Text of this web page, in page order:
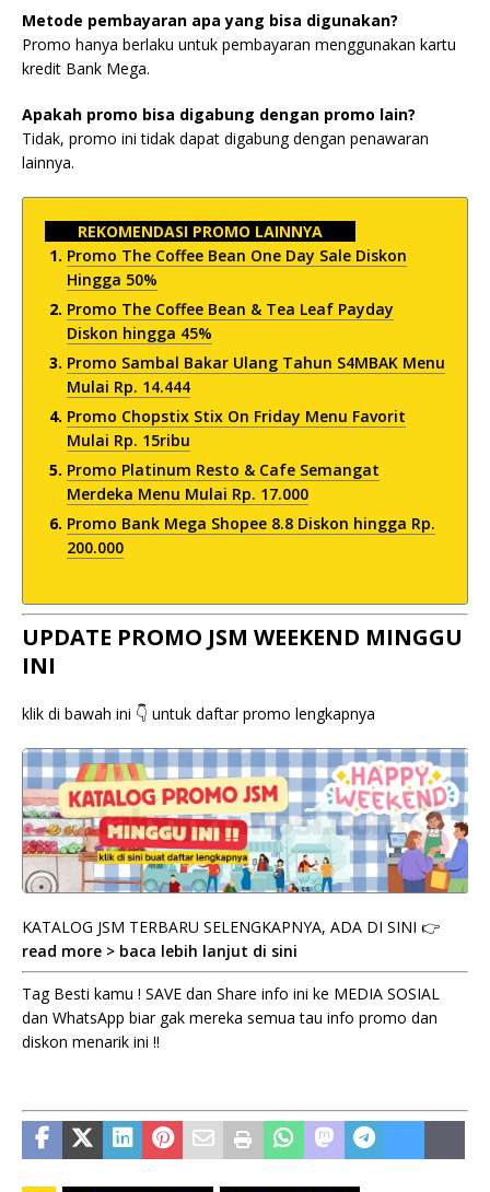
Metode pembayaran apa yang bisa digunakan?
Promo hanya berlaku untuk pembayaran menggunakan kartu
kredit Bank Mega.
Apakah promo bisa digabung dengan promo lain?
Tidak, promo ini tidak dapat digabung dengan penawaran
lainnya.
REKOMENDASI PROMO LAINNYA
Promo The Coffee Bean One Day Sale Diskon
Hingga 50%
Promo The Coffee Bean & Tea Leaf Payday
Diskon hingga 45%
Promo Sambal Bakar Ulang Tahun S4MBAK Menu
Mulai Rp. 14.444
Promo Chopstix Stix On Friday Menu Favorit
Mulai Rp. 15ribu
Promo Platinum Resto & Cafe Semangat
Merdeka Menu Mulai Rp. 17.000
Promo Bank Mega Shopee 8.8 Diskon hingga Rp.
200.000
UPDATE PROMO JSM WEEKEND MINGGU
INI
klik di bawah ini 👇 untuk daftar promo lengkapnya
KATALOG JSM TERBARU SELENGKAPNYA, ADA DI SINI 👉
read more > baca lebih lanjut di sini
Tag Besti kamu ! SAVE dan Share info ini ke MEDIA SOSIAL
dan WhatsApp biar gak mereka semua tau info promo dan
diskon menarik ini !!